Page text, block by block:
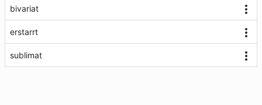
bivariat
erstarrt
sublimat